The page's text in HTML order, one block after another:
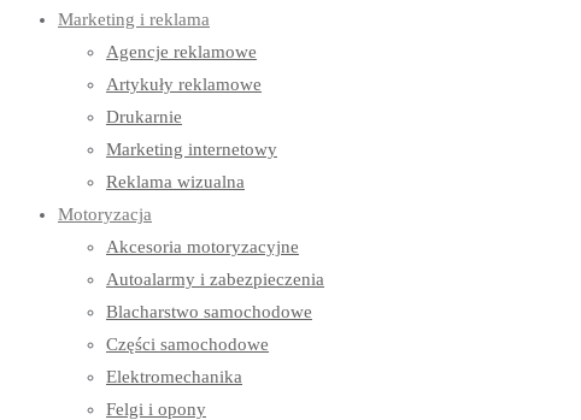
Marketing i reklama
Agencje reklamowe
Artykuły reklamowe
Drukarnie
Marketing internetowy
Reklama wizualna
Motoryzacja
Akcesoria motoryzacyjne
Autoalarmy i zabezpieczenia
Blacharstwo samochodowe
Części samochodowe
Elektromechanika
Felgi i opony